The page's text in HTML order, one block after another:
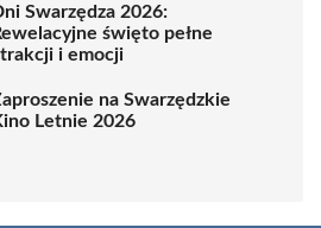
Swarzędza 2026:
święto pełne
i emocji
na Swarzędzkie
Letnie 2026